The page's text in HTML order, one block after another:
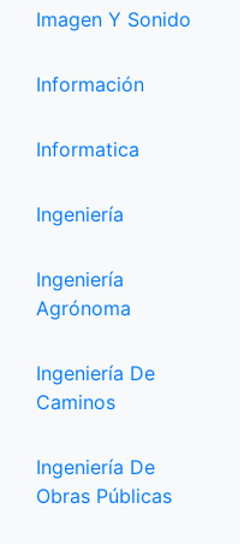
Imagen Y Sonido
Información
Informatica
Ingeniería
Ingeniería
Agrónoma
Ingeniería De
Caminos
Ingeniería De
Obras Públicas